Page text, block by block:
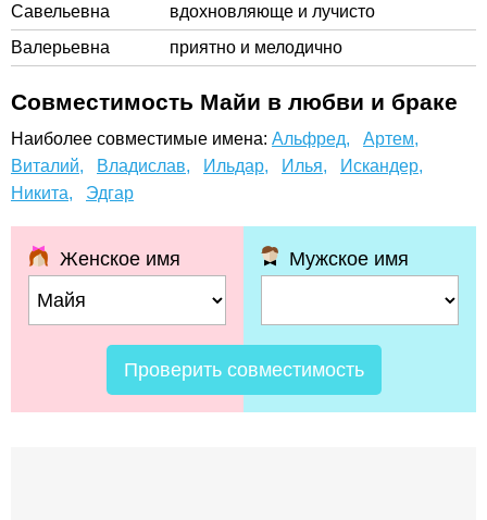
Савельевна
вдохновляюще и лучисто
Валерьевна
приятно и мелодично
Совместимость Майи в любви и браке
Наиболее совместимые имена: Альфред,
Артем,
Виталий,
Владислав, Ильдар, Илья,
Искандер,
Никита,
Эдгар
Женское имя Мужское имя
Проверить совместимость